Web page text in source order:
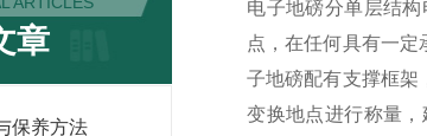
章
保养方法
电子地磅分单层结
点，在任何具有一
子地磅配有支撑框架
变换地点进行称量